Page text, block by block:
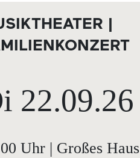
|
22.09.26
Uhr | Großes Haus